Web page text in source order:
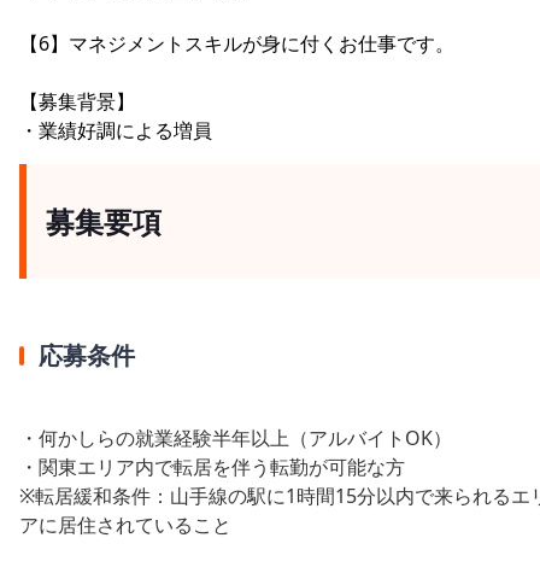
【6】マネジメントスキルが身に付くお仕事です。
【募集背景】
・業績好調による増員
募集要項
応募条件
・何かしらの就業経験半年以上（アルバイトOK）
・関東エリア内で転居を伴う転勤が可能な方
※転居緩和条件：山手線の駅に1時間15分以内で来られるエ
アに居住されていること